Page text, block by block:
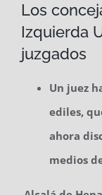
Los
Izquierda
juzgados
Un juez
ediles,
ahora
medios